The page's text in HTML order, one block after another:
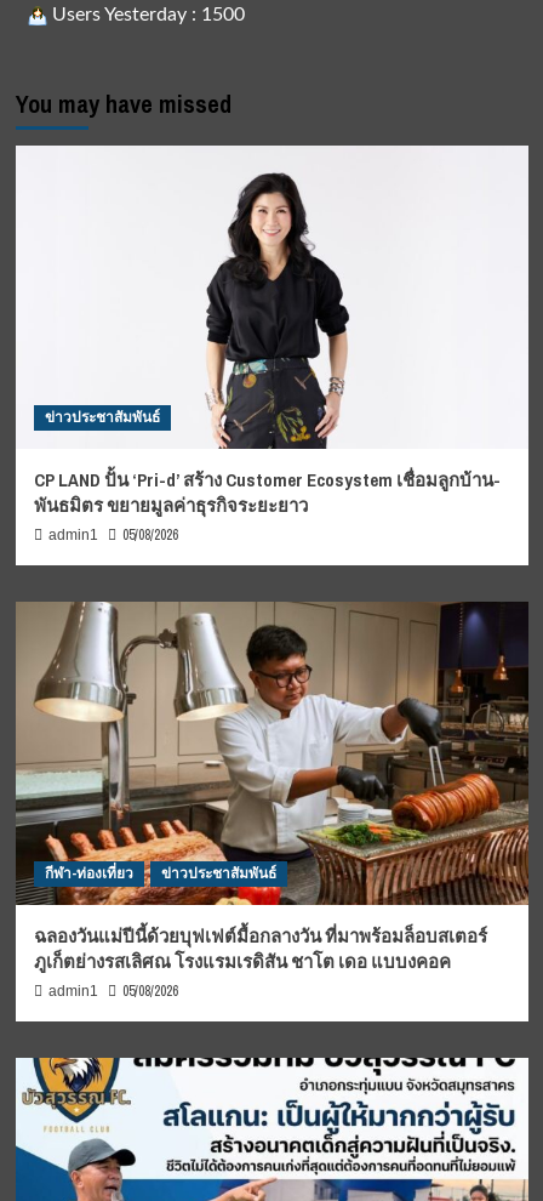
Users Yesterday : 1500
You may have missed
ข่าวประชาสัมพันธ์
CP LAND ปั้น ‘Pri-d’ สร้าง Customer Ecosystem เชื่อมลูกบ้าน-
พันธมิตร ขยายมูลค่าธุรกิจระยะยาว
admin1 05/08/2026
กีฬา-ท่องเที่ยว ข่าวประชาสัมพันธ์
ฉลองวันแม่ปีนี้ด้วยบุฟเฟต์มื้อกลางวัน ที่มาพร้อมล็อบสเตอร์
ภูเก็ตย่างรสเลิศณ โรงแรมเรดิสัน ชาโต เดอ แบบงคอค
admin1 05/08/2026